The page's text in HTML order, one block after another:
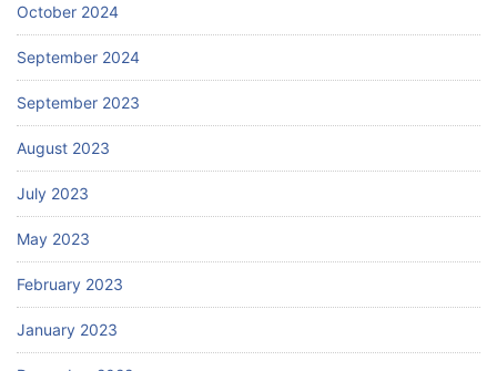
October 2024
September 2024
September 2023
August 2023
July 2023
May 2023
February 2023
January 2023